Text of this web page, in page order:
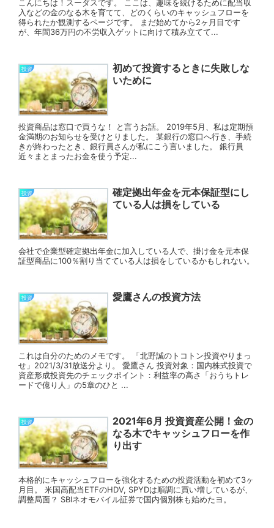
こんにちは！スーダスです。 ここは、趣味を続けるために配当収
入などの金のなる木を育てて、どのくらいのキャッシュフローを
得られたか観測するページです。 まだ始めてから2ヶ月目です
が、年間36万円の不労収入ゲットに向けて積み立てて...
投資
初めて投資するときに失敗しな
いために
投資商品は窓口で買うな！ と言うお話。 2019年5月、私は定期預
金満期のお知らせを受けとりました。 某銀行の窓口へ行き、手続
きが終わったとき、銀行員さんが私にこう言いました。 銀行員
近々まとまったお金を使う予定...
投資
確定拠出年金を元本保証型にし
ている人は損をしている
会社で企業型確定拠出年金に加入している人で、掛け金を元本保
証型商品に100％割り当てている人は損をしているかもしれない。
投資 愛鷹さんの投資方法
これは自分のためのメモです。 「北野誠のトコトン投資やりまっ
せ」2021/3/31放送分より。 愛鷹さん 投資対象：国内株式投資で
資産形成投資先のチェックポイント：利益率の高さ「おうちトレ
ードで億り人」の5章のひと ...
投資
2021年6月 投資資産公開！金の
なる木でキャッシュフローを作
り出す
本格的にキャッシュフローを強化するための投資活動を初めて3ヶ
月目。 米国高配当ETFのHDV, SPYDは順調に買い増しているが、
調整局面？ SBIネオモバイル証券で国内個別株も始めたヨ。